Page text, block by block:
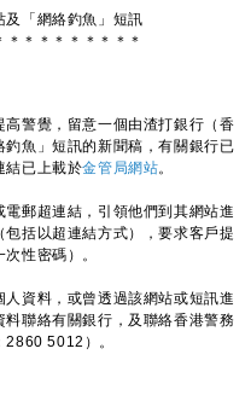
及「網絡釣魚」短訊
＊ ＊ ＊ ＊ ＊ ＊ ＊ ＊ ＊
警覺，留意一個由渣打銀行（香
魚」短訊的新聞稿，有關銀行已
結已上載於金管局網站。
郵超連結，引領他們到其網站進
括以超連結方式），要求客戶提
性密碼）。
資料，或曾透過該網站或短訊進
聯絡有關銀行，及聯絡香港警務
2860 5012）。